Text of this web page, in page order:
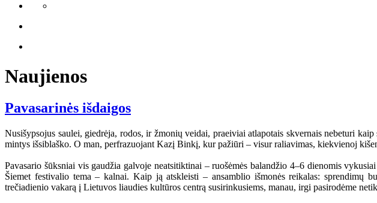
Naujienos
Pavasarinės išdaigos
Nusišypsojus saulei, giedrėja, rodos, ir žmonių veidai, praeiviai atlapotais skvernais nebeturi
mintys išsiblaško. O man, perfrazuojant Kazį Binkį, kur pažiūri – visur raliavimas, kiekvienoj
Pavasario šūksniai vis gaudžia galvoje neatsitiktinai – ruošėmės balandžio 4–6 dienomis
Šiemet festivalio tema – kalnai. Kaip ją atskleisti – ansamblio išmonės reikalas: sprendimų
trečiadienio vakarą į Lietuvos liaudies kultūros centrą susirinkusiems, manau, irgi pasirodėme